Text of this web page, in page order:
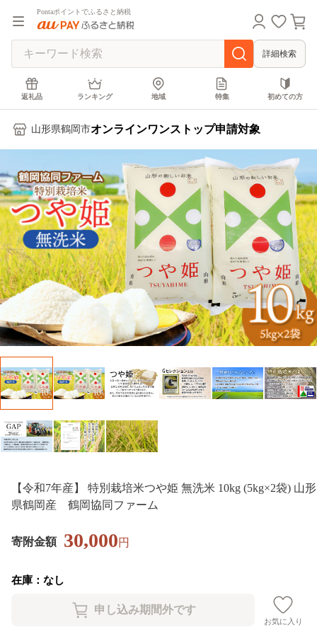
Pontaポイントでふるさと納税
詳細検索
返礼品 ランキング 地域 特集 初めての方
山形県鶴岡市オンラインワンストップ申請対象
【令和7年産】 特別栽培米つや姫 無洗米 10kg (5kg×2袋) 山形
県鶴岡産 鶴岡協同ファーム
寄附金額 30,000円
在庫：なし
お気に入り